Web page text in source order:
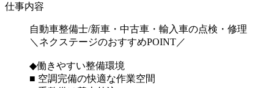
仕事内容
自動車整備士/新車・中古車・輸入車の点検・修理
＼ネクステージのおすすめPOINT／
◆働きやすい整備環境
■ 空調完備の快適な作業空間